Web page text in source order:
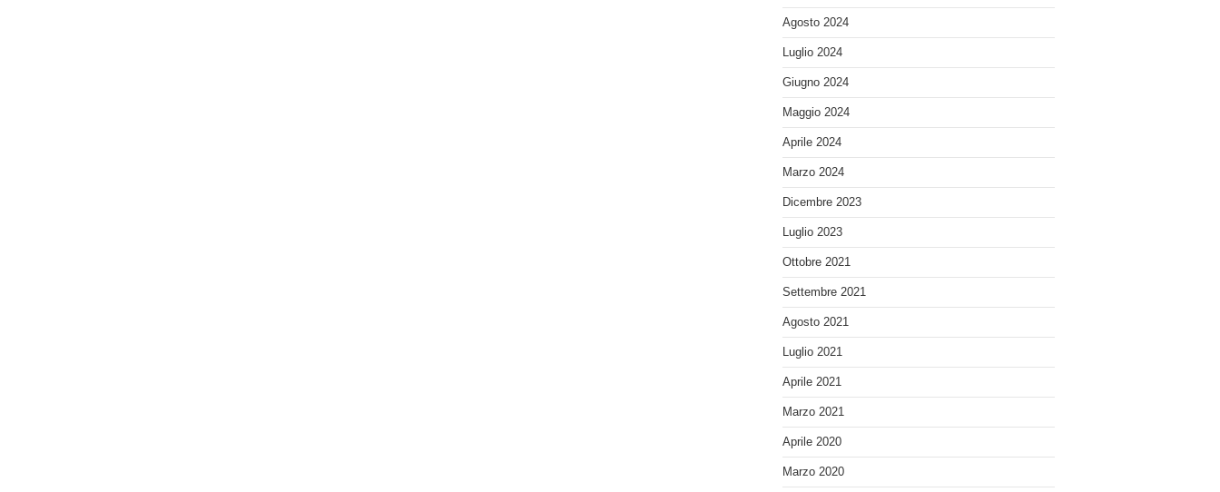
Agosto 2024
Luglio 2024
Giugno 2024
Maggio 2024
Aprile 2024
Marzo 2024
Dicembre 2023
Luglio 2023
Ottobre 2021
Settembre 2021
Agosto 2021
Luglio 2021
Aprile 2021
Marzo 2021
Aprile 2020
Marzo 2020